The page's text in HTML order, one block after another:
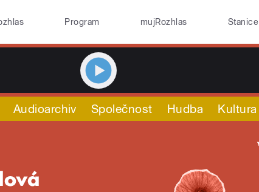
Program mujRozhlas Stanice
Audioarchiv Společnost Hudba Kultura